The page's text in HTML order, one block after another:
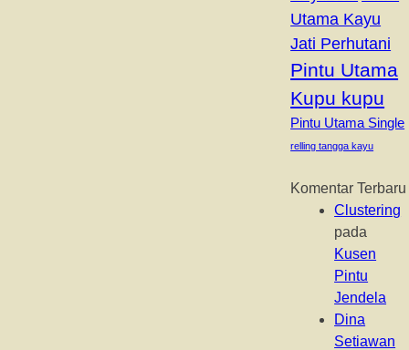
Utama Kayu
Jati Perhutani
Pintu Utama
Kupu kupu
Pintu Utama Single
relling tangga kayu
Komentar Terbaru
Clustering
pada
Kusen
Pintu
Jendela
Dina
Setiawan